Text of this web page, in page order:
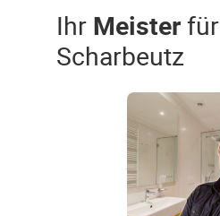
Ihr Meisterfür
Scharbeutz